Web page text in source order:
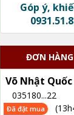
Góp ý,
ĐƠN
Võ Nhật Quốc
035180...22
Đã đặt mua